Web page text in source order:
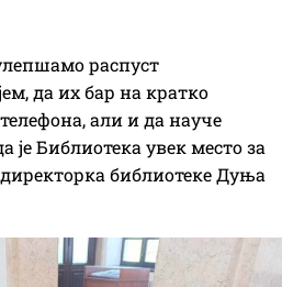
распуст
да их бар на кратко
али и да науче
је Библиотека увек место за
библиотеке Дуња